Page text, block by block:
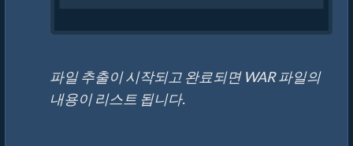
파일 추출이 시작되고 완료되면 WAR 파일의
내용이 리스트 됩니다.